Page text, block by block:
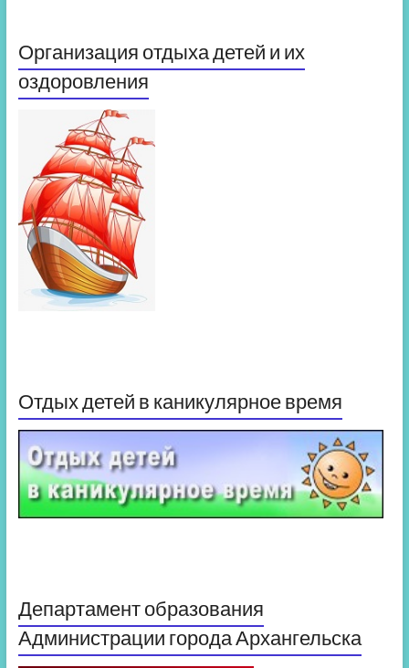
Организация отдыха детей и их
оздоровления
Отдых детей в каникулярное время
Департамент образования
Администрации города Архангельска